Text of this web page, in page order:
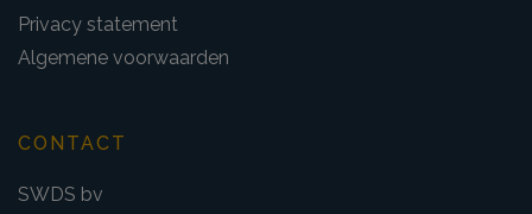
Privacy statement
Algemene voorwaarden
CONTACT
SWDS bv